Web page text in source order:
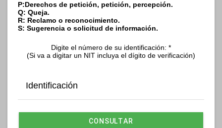
P:Derechos de petición, petición, percepción.
Q: Queja.
R: Reclamo o reconocimiento.
S: Sugerencia o solicitud de información.
Digite el número de su identificación: *
(Si va a digitar un NIT incluya el dígito de verificación)
Identificación
CONSULTAR